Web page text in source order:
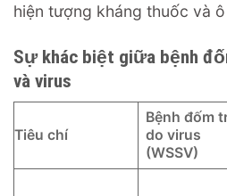
hiện tượng kháng thuốc và
Sự khác biệt giữa bệnh
và virus
Tiêu chí
Bệnh đốm
do virus
(WSSV)